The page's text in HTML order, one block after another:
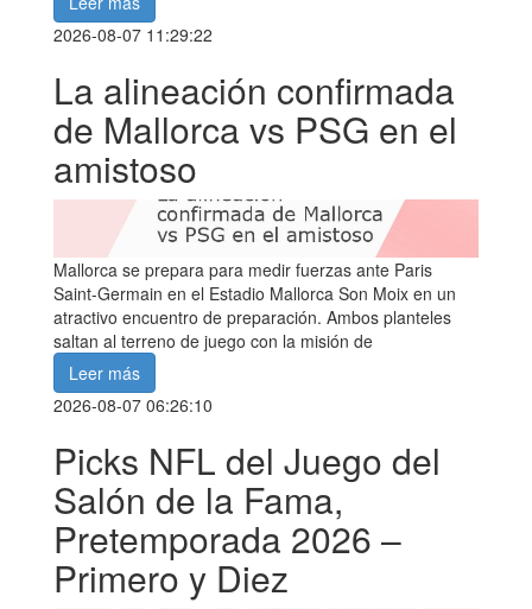
2026-08-07 11:29:22
La alineación confirmada
de Mallorca vs PSG en el
amistoso
Mallorca se prepara para medir fuerzas ante Paris
Saint-Germain en el Estadio Mallorca Son Moix en un
atractivo encuentro de preparación. Ambos planteles
saltan al terreno de juego con la misión de
Leer más
2026-08-07 06:26:10
Picks NFL del Juego del
Salón de la Fama,
Pretemporada 2026 –
Primero y Diez